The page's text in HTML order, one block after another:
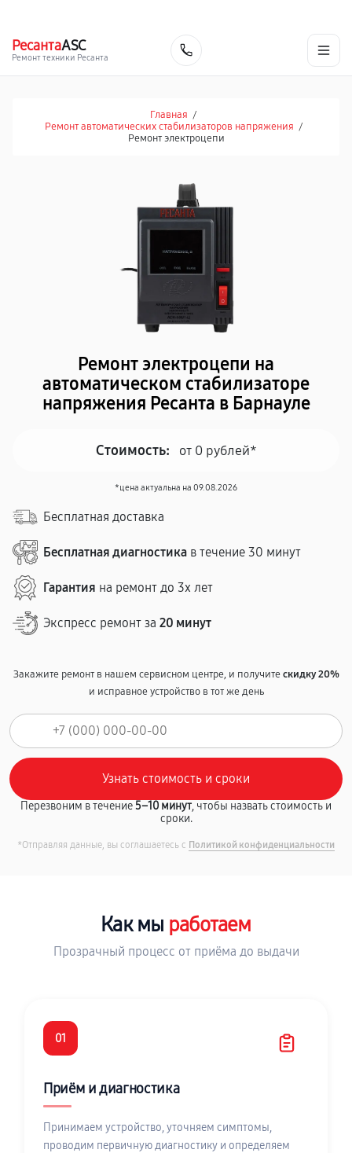
РесантаASC
Ремонт техники Ресанта
Главная /
Ремонт автоматических стабилизаторов напряжения /
Ремонт электроцепи
Ремонт электроцепи на
автоматическом стабилизаторе
напряжения Ресанта в Барнауле
Стоимость: от 0 рублей*
*цена актуальна на 09.08.2026
Бесплатная доставка
Бесплатная диагностика в течение 30 минут
Гарантия на ремонт до 3х лет
Экспресс ремонт за 20 минут
Закажите ремонт в нашем сервисном центре, и получитескидку 20%
и исправное устройство в тот же день
Перезвоним в течение5–10 минут, чтобы назвать стоимость и
сроки.
*Отправляя данные, вы соглашаетесь с Политикой конфиденциальности
Как мы работаем
Прозрачный процесс от приёма до выдачи
01
Приём и диагностика
Принимаем устройство, уточняем симптомы,
проводим первичную диагностику и определяем